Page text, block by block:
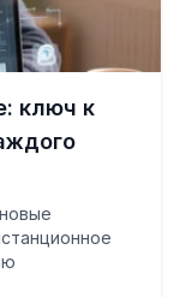
ключ к